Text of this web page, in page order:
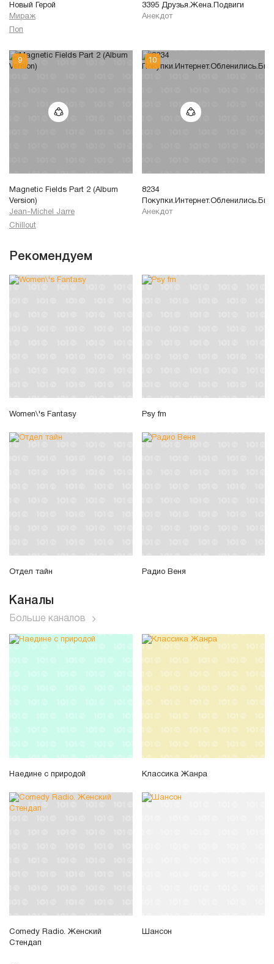
Новый Герой
Мираж
Поп
3395 Друзья.Жена.Подвиги
Анекдот
Magnetic Fields Part 2 (Album
Version)
Jean-Michel Jarre
Chillout
8234
Покупки.Интернет.Обленились.Был
Анекдот
Рекомендуем
Women\'s Fantasy Psy fm
Отдел тайн Радио Веня
Каналы
Больше каналов
Наедине с природой Классика Жанра
Comedy Radio. Женский
Стендап
Шансон